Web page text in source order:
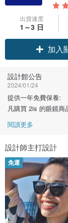
出貨速度
1～3 日
領優
加入
設計館公告
2024/01/24
提供一年免費保養:
凡購買 2is 的眼鏡
閱讀更多
設計師主打設計
免運